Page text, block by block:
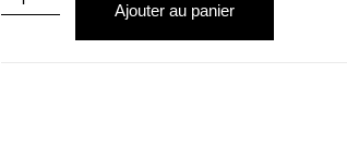
Ajouter au panier